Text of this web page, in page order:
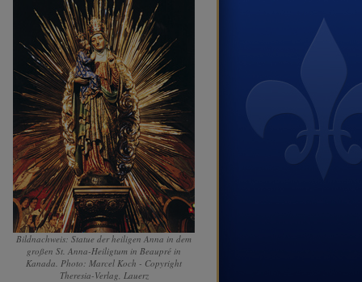
Bildnachweis: Statue der heiligen Anna in dem
großen St. Anna-Heiligtum in Beaupré in
Kanada. Photo: Marcel Koch - Copyright
Theresia-Verlag, Lauerz